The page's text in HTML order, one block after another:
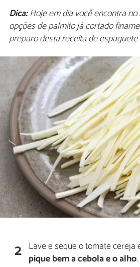
Dica:Hoje em dia você encontra
opções de palmito já cortado
preparo desta receita de
2 Lave e seque o tomate cereja
pique bem a cebola e o alho.